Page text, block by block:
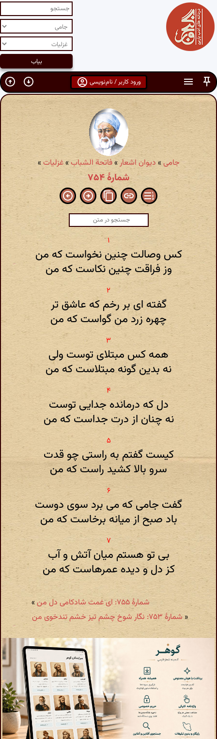
ورود کاربر / نام‌نویسی
جامی» دیوان اشعار»فاتحة الشباب»غزلیات»
شمارهٔ ۷۵۴
کس وصالت چنین نخواست که من
وز فراقت چنین نکاست که من
گفته ای بر رخم که عاشق تر
چهره زرد من گواست که من
همه کس مبتلای توست ولی
نه بدین گونه مبتلاست که من
دل که درمانده جدایی توست
نه چنان از درت جداست که من
کیست گفتم به راستی چو قدت
سرو بالا کشید راست که من
گفت جامی که می برد سوی دوست
باد صبح از میانه برخاست که من
بی تو هستم میان آتش و آب
کز دل و دیده عمرهاست که من
شمارهٔ ۷۵۵: ای غمت شادکامی دل من
»
« شمارهٔ ۷۵۳: نگار شوخ چشم تیز خشم تندخوی من